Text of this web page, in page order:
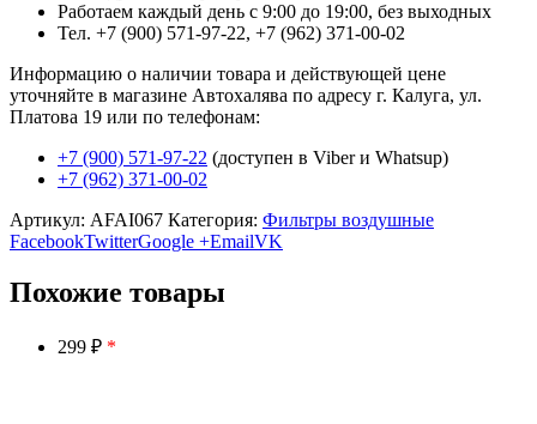
Работаем каждый день с 9:00 до 19:00, без выходных
Тел. +7 (900) 571-97-22, +7 (962) 371-00-02
Информацию о наличии товара и действующей цене
уточняйте в магазине Автохалява по адресу г. Калуга, ул.
Платова 19 или по телефонам:
+7 (900) 571-97-22 (доступен в Viber и Whatsup)
+7 (962) 371-00-02
Артикул: AFAI067 Категория: Фильтры воздушные
FacebookTwitterGoogle +EmailVK
Похожие товары
299 ₽ *